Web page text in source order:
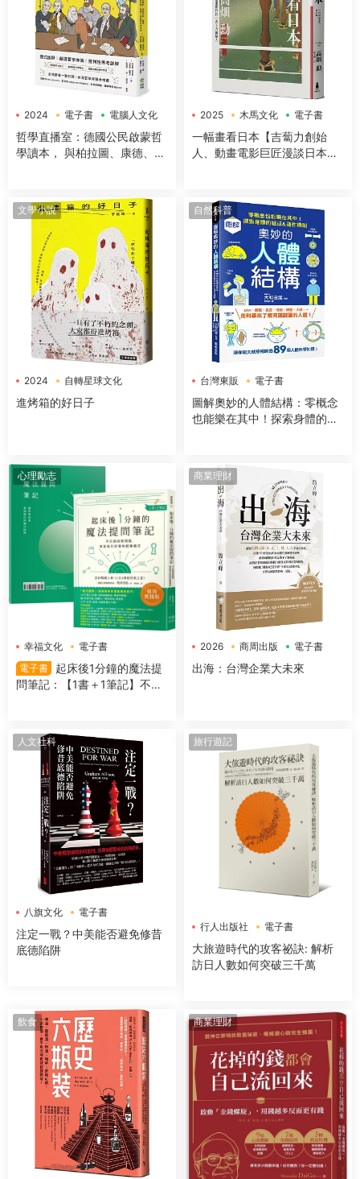
2024 電子書 電腦人文化
哲學直播室：德國公民啟蒙哲
學讀本， 與柏拉圖、康德、亞
2025 木馬文化 電子書
一幅畫看日本【吉蔔力創始
人、動畫電影巨匠漫談日本傳
文學小說
2024
自轉星球文化
電子書
進烤箱的好日子
自然科普
台灣東販 電子書
圖解奧妙的人體結構：零概念
也能樂在其中！探索身體的組
心理勵志
幸福文化
電子書
電子書
起床後1分鐘的魔法提
問筆記：【1書＋1筆記】不隻
商業理財
2026 商周出版 電子書
出海：台灣企業大未來
人文社科
八旗文化 電子書
注定一戰？中美能否避免修昔
底德陷阱
旅行遊記
行人出版社 電子書
大旅遊時代的攻客祕訣: 解析
訪日人數如何突破三千萬
飲食 商業理財